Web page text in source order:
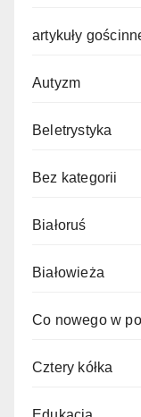
artykuły
Autyzm
Beletrystyka
Bez kategorii
Białoruś
Białowieża
Co nowego w
Cztery kółka